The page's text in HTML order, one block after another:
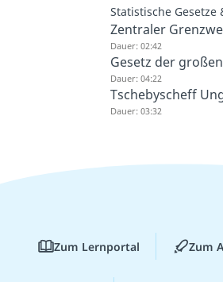
Statistische Gesetze
Zentraler
Dauer: 02:42
Gesetz der
Dauer: 04:22
Tschebyscheff
Dauer: 03:32
Zum Lernportal Zum